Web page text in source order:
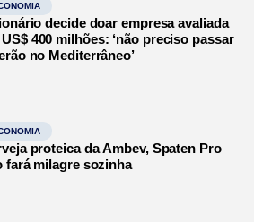
decide doar empresa avaliada
400 milhões: ‘não preciso passar
no Mediterrâneo’
proteica da Ambev, Spaten Pro
fará milagre sozinha